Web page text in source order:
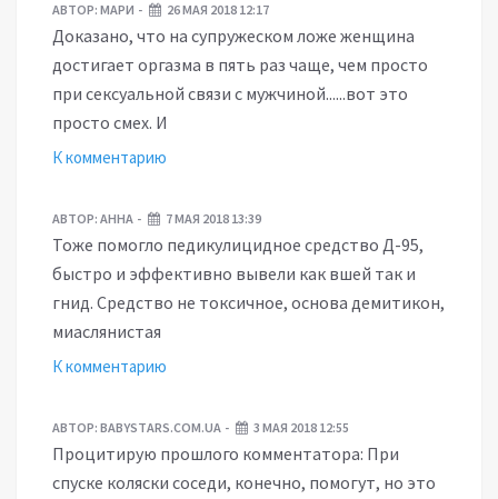
АВТОР: МАРИ 26 МАЯ 2018 12:17
Доказано, что на супружеском ложе женщина
достигает оргазма в пять раз чаще, чем просто
при сексуальной связи с мужчиной......вот это
просто смех. И
К комментарию
АВТОР: АННА 7 МАЯ 2018 13:39
Тоже помогло педикулицидное средство Д-95,
быстро и эффективно вывели как вшей так и
гнид. Средство не токсичное, основа демитикон,
миаслянистая
К комментарию
АВТОР: BABYSTARS.COM.UA 3 МАЯ 2018 12:55
Процитирую прошлого комментатора: При
спуске коляски соседи, конечно, помогут, но это